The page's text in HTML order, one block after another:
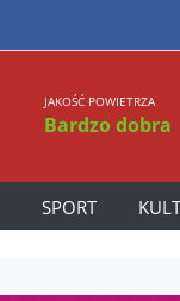
JAKOŚĆ POWIETRZA
Bardzo dobra
SPORT